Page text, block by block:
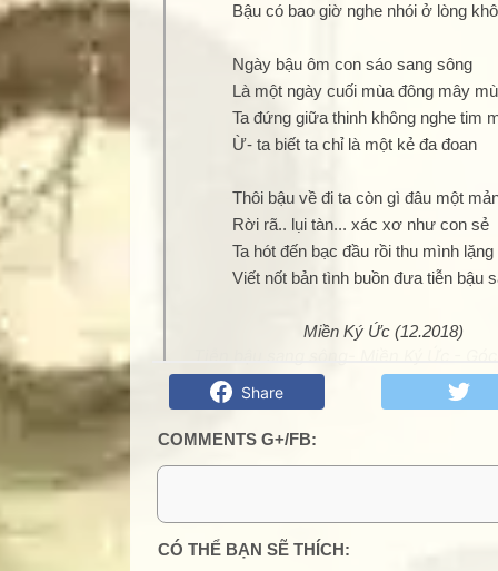
Bậu có bao giờ nghe nhói ở lòng
Ngày bậu ôm con sáo sang sông
Là một ngày cuối mùa đông mây
Ta đứng giữa thinh không nghe tim
Ừ- ta biết ta chỉ là một kẻ đa đoan
Thôi bậu về đi ta còn gì đâu một
Rời rã.. lụi tàn... xác xơ như con sẻ
Ta hót đến bạc đầu rồi thu mình lặng
Viết nốt bản tình buồn đưa tiễn bậu
Miền Ký Ức (12.2018)
Share
COMMENTS G+/FB:
2 Comments:
CÓ THỂ BẠN SẼ THÍCH: